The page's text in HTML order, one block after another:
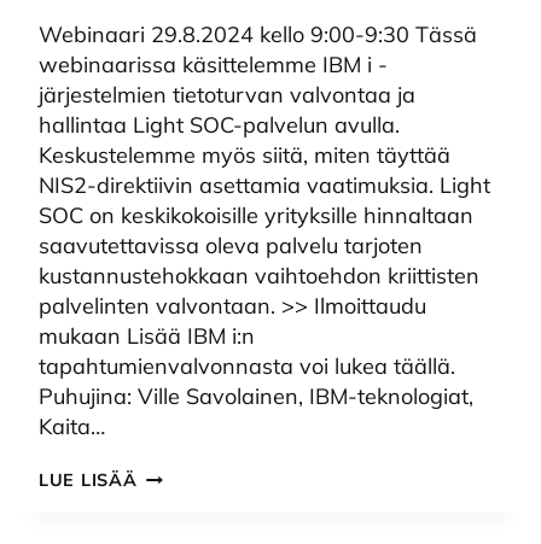
Webinaari 29.8.2024 kello 9:00-9:30 Tässä
webinaarissa käsittelemme IBM i -
järjestelmien tietoturvan valvontaa ja
hallintaa Light SOC-palvelun avulla.
Keskustelemme myös siitä, miten täyttää
NIS2-direktiivin asettamia vaatimuksia. Light
SOC on keskikokoisille yrityksille hinnaltaan
saavutettavissa oleva palvelu tarjoten
kustannustehokkaan vaihtoehdon kriittisten
palvelinten valvontaan. >> Ilmoittaudu
mukaan Lisää IBM i:n
tapahtumienvalvonnasta voi lukea täällä.
Puhujina: Ville Savolainen, IBM-teknologiat,
Kaita…
LUE LISÄÄ WEBINAARI: